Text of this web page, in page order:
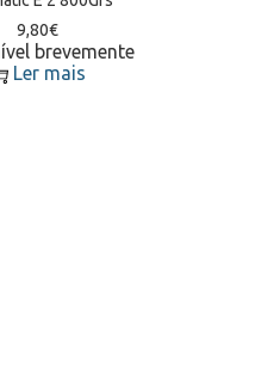
9,80€
brevemente
Ler mais